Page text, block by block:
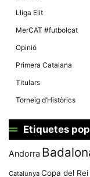
Lliga Elit
MerCAT #futbolcat
Opinió
Primera Catalana
Titulars
Torneig d’Històrics
Etiquetes
Andorra
Catalunya Copa del Rei